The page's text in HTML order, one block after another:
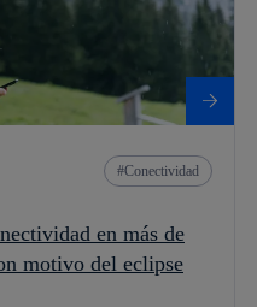
Conectividad
en más de
motivo del eclipse